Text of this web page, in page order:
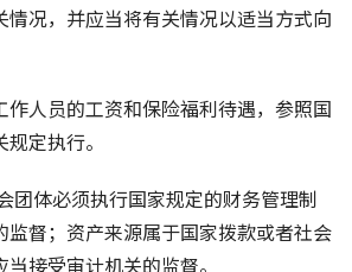
情况，并应当将有关情况以适当方式向
作人员的工资和保险福利待遇，参照国
定执行。
团体必须执行国家规定的财务管理制
监督；资产来源属于国家拨款或者社会
接受审计机关的监督。